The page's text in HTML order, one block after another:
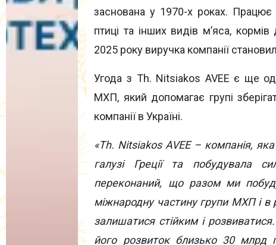
заснована у 1970-х роках. Працює
птиці та інших видів м’яса,
2025 року виручка компанії
Угода з Th. Nitsiakos AVEE є ще
МХП, який допомагає групі
компанії в Україні.
«Th. Nitsiakos AVEE – компанія,
галузі Греції та побудувала
переконаний, що разом ми
міжнародну частину групи МХП і в
залишатися стійким і
його розвиток близько 30